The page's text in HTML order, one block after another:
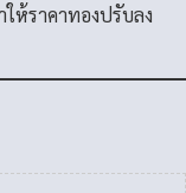
ห้ราคาทองปรับลง